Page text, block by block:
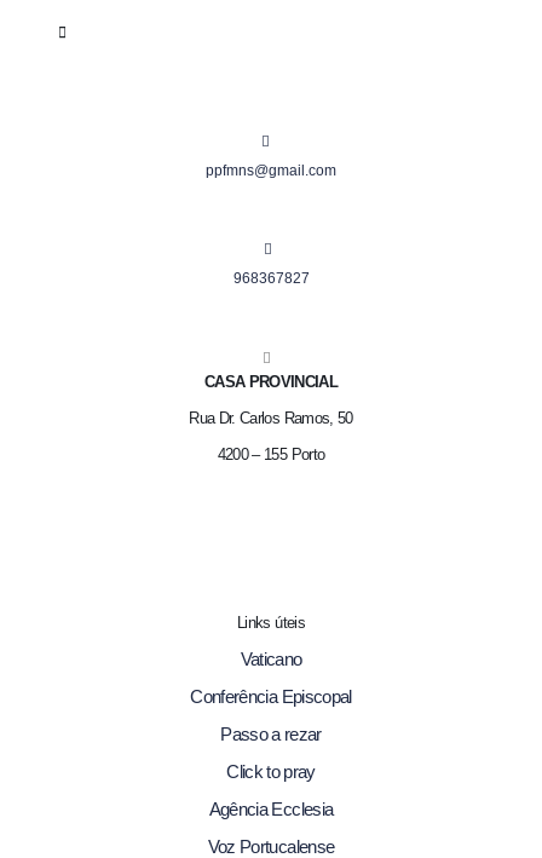
ppfmns@gmail.com
968367827
CASA PROVINCIAL
Rua Dr. Carlos Ramos, 50
4200 – 155 Porto
Links úteis
Vaticano
Conferência Episcopal
Passo a rezar
Click to pray
Agência Ecclesia
Voz Portucalense